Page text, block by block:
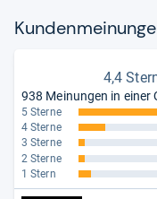
4,4
938 Meinungen in einer
5 Sterne
4 Sterne
3 Sterne
2 Sterne
1 Stern